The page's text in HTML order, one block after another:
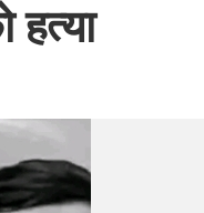
हत्या